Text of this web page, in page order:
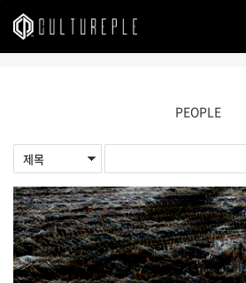
본문바로가기
PEOPLE